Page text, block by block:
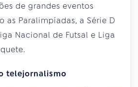
de grandes eventos
as Paralimpíadas, a Série D
Nacional de Futsal e Liga
telejornalismo